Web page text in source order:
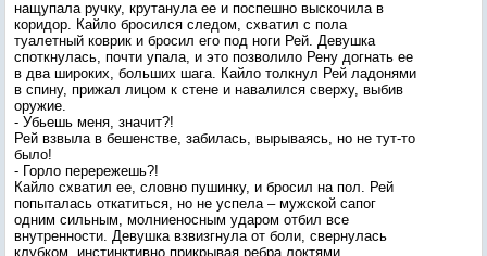
нащупала ручку, крутанула ее и поспешно выскочила в
коридор. Кайло бросился следом, схватил с пола
туалетный коврик и бросил его под ноги Рей. Девушка
споткнулась, почти упала, и это позволило Рену догнать ее
в два широких, больших шага. Кайло толкнул Рей ладонями
в спину, прижал лицом к стене и навалился сверху, выбив
оружие.
- Убьешь меня, значит?!
Рей взвыла в бешенстве, забилась, вырываясь, но не тут-то
было!
- Горло перережешь?!
Кайло схватил ее, словно пушинку, и бросил на пол. Рей
попыталась откатиться, но не успела – мужской сапог
одним сильным, молниеносным ударом отбил все
внутренности. Девушка взвизгнула от боли, свернулась
клубком, инстинктивно прикрывая ребра локтями.